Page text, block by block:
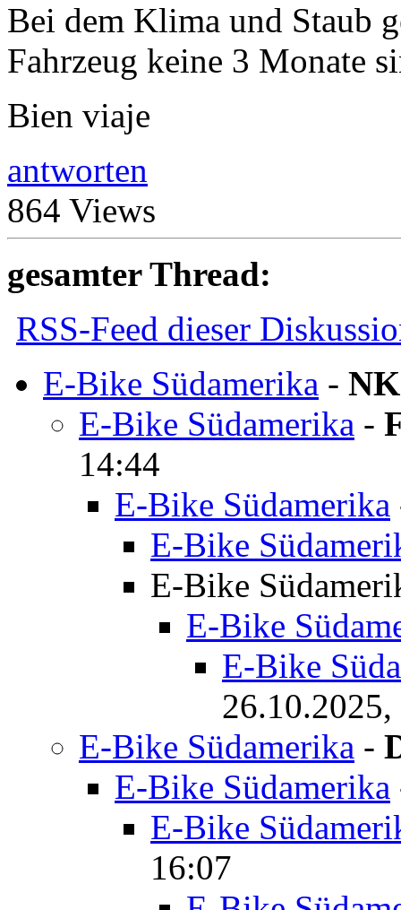
Bei dem Klima und Staub
Fahrzeug keine 3 Monate
Bien viaje
antworten
864 Views
gesamter Thread:
RSS-Feed dieser
E-Bike Südamerika-NK
E-Bike Südamerika
14:44
E-Bike Südamerika
E-Bike
E-Bike
E-Bike
E-Bike
E-Bike Südamerika-
E-Bike Südamerika
E-Bike
16:07